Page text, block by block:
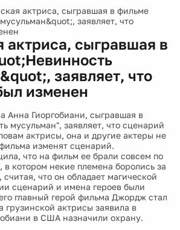
актриса, сыгравшая в фильме
заявляет, что
актриса, сыгравшая в
заявляет, что
изменен
Анна Гиоргобиани, сыгравшая в
мусульман", заявляет, что сценарий
актрисы, она и другие актеры не
изменят сценарий.
что на фильм ее брали совсем по
котором некие племена боролись за
что он обладает магической
сценарий и имена героев были
главный герой фильма Джордж стал
грузинской актрисы заявила в
в США назначили охрану.